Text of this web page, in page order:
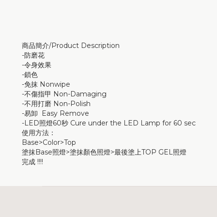
商品簡介/Product Description
-防磨花
-令身效果
-鎖色
-免抹 Nonwipe
-不傷指甲 Non-Damaging
-不用打磨 Non-Polish
-易卸 Easy Remove
-LED照燈60秒 Cure under the LED Lamp for 60 sec
使用方法：
Base>Color>Top
塗抹Base照燈>塗抹顏色照燈>最後塗上TOP GEL照燈
完成 !!!!